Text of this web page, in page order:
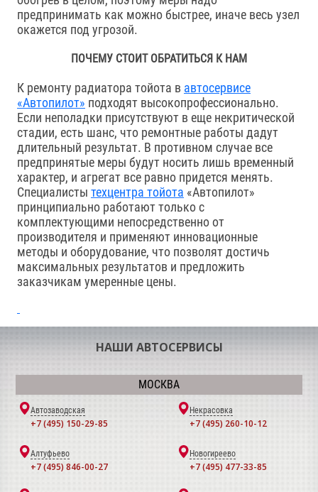
предпринимать как можно быстрее, иначе весь узел
окажется под угрозой.
ПОЧЕМУ СТОИТ ОБРАТИТЬСЯ К НАМ
К ремонту радиатора тойота в автосервисе
«Автопилот» подходят высокопрофессионально.
Если неполадки присутствуют в еще некритической
стадии, есть шанс, что ремонтные работы дадут
длительный результат. В противном случае все
предпринятые меры будут носить лишь временный
характер, и агрегат все равно придется менять.
Специалисты техцентра тойота «Автопилот»
принципиально работают только с
комплектующими непосредственно от
производителя и применяют инновационные
методы и оборудование, что позволят достичь
максимальных результатов и предложить
заказчикам умеренные цены.
НАШИ АВТОСЕРВИСЫ
МОСКВА
Автозаводская
+7 (495) 150-29-85
Некрасовка
+7 (495) 260-10-12
Алтуфьево
+7 (495) 846-00-27
Новогиреево
+7 (495) 477-33-85